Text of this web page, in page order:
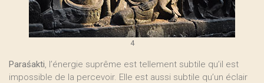
4
Paraśakti, l’énergie suprême est tellement subtile qu’il est
impossible de la percevoir. Elle est aussi subtile qu’un éclair